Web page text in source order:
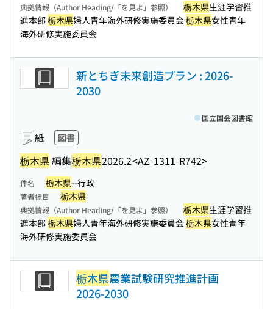
典拠情報（Author Heading/「を見よ」参照） 栃木県生涯学習推
進本部栃木県婦人青年海外研修実施委員会栃木県女性青年
海外研修実施委員会
新とちぎ未来創造プラン : 2026-
2030
紙 図書
栃木県編集栃木県2026.2<AZ-1311-R742>
国立国会図書館
件名 栃木県--行政
著者標目 栃木県
典拠情報（Author Heading/「を見よ」参照） 栃木県生涯学習推
進本部栃木県婦人青年海外研修実施委員会栃木県女性青年
海外研修実施委員会
栃木県農業試験研究推進計画
2026-2030